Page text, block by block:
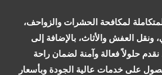
لمكافحة الحشرات والزواحف،
العفش والأثاث، بالإضافة إلى
حلولاً فعالة وآمنة لضمان راحة
على خدمات عالية الجودة وبأسعار